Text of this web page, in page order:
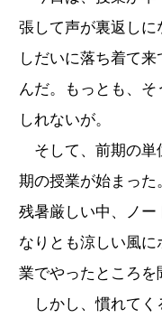
張して声が裏返しに
しだいに落ち着て
んだ。もっとも、
しれないが。
そして、前期の単
期の授業が始まっ
残暑厳しい中、ノ
なりとも涼しい風
業でやったところを
しかし、慣れてく